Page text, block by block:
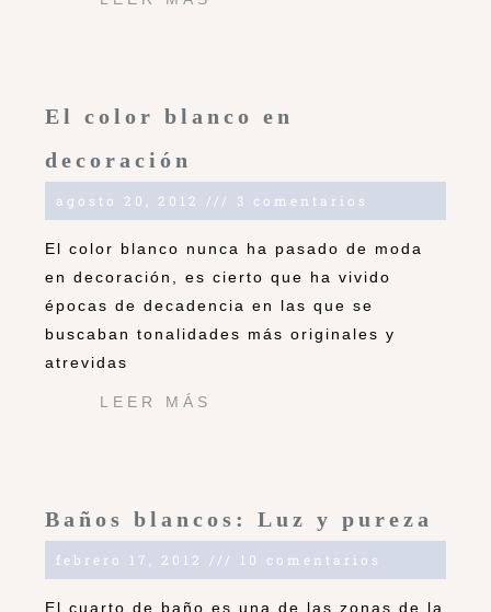
El color blanco en
decoración
agosto 20, 2012 3 comentarios
El color blanco nunca ha pasado de moda
en decoración, es cierto que ha vivido
épocas de decadencia en las que se
buscaban tonalidades más originales y
atrevidas
LEER MÁS
Baños blancos: Luz y pureza
febrero 17, 2012 10 comentarios
El cuarto de baño es una de las zonas de la